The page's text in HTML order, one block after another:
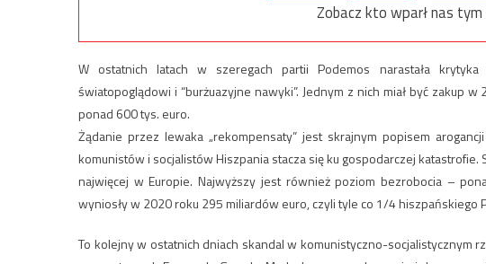
Zobacz kto wparł nas tym
W ostatnich latach w szeregach partii Podemos narastała
światopoglądowi i “burżuazyjne nawyki”. Jednym z nich miał być zakup
ponad 600 tys. euro.
Żądanie przez lewaka „rekompensaty” jest skrajnym popisem
komunistów i socjalistów Hiszpania stacza się ku gospodarczej
najwięcej w Europie. Najwyższy jest również poziom bezrobocia –
wyniosły w 2020 roku 295 miliardów euro, czyli tyle co 1/4 hiszpańskiego
To kolejny w ostatnich dniach skandal w komunistyczno-socjalistycznym